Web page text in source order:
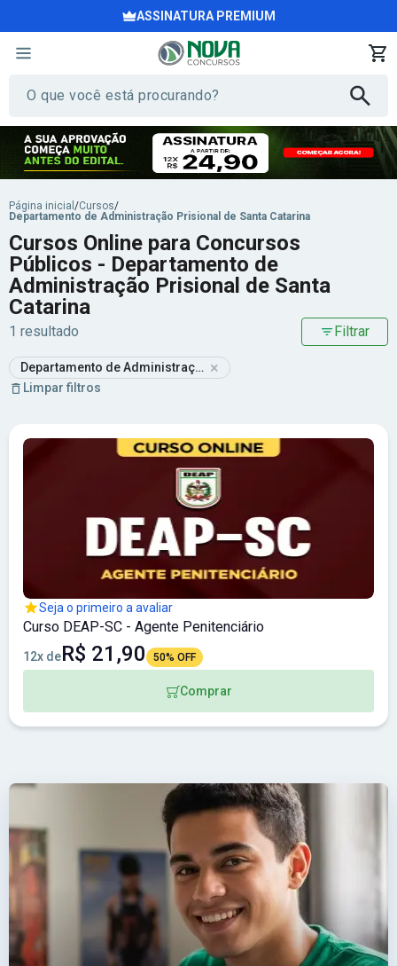
ASSINATURA PREMIUM
Página inicial /Cursos/
Departamento de Administração Prisional de Santa Catarina
Cursos Online para Concursos
Públicos - Departamento de
Administração Prisional de Santa
Catarina
1 resultado Filtrar
Departamento de Administração Prisional de Santa Catarina
×
Limpar filtros
Seja o primeiro a avaliar
Curso DEAP-SC - Agente Penitenciário
12x deR$ 21,90 50% OFF
Comprar